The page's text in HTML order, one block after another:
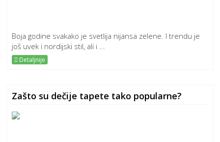
Boja godine svakako je svetlija nijansa zelene. I trendu je
još uvek i nordijski stil, ali i ...
Detaljnije
Zašto su dečije tapete tako popularne?